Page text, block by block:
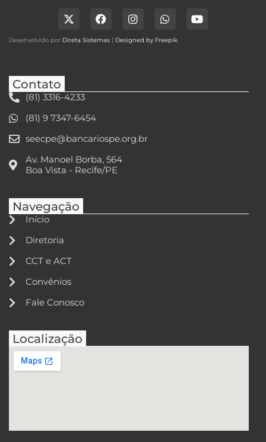
Desenvolvido por Direta Sistemas | Designed by Freepik.
Contato
(81) 3316-4233
(81) 9 7347-6454
seecpe@bancariospe.org.br
Av. Manoel Borba, 564
Boa Vista - Recife/PE
Navegação
Início
Diretoria
CCT e ACT
Convênios
Fale Conosco
Localização